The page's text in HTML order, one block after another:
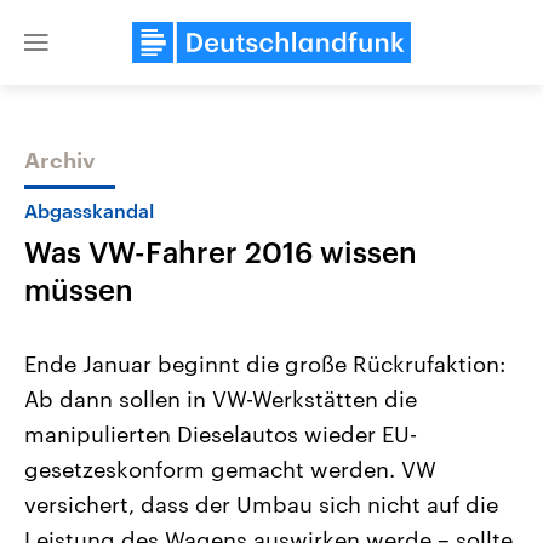
Close
Themen
Landtagswahl Sachsen-Anhalt
2026
Alle Informationen
Sachsen-Anhalt wählt am 6.
September 2026 einen neuen
Landtag. Seit 2021 wird das
Bundesland von einer Koalition aus
USA
Aktuelle Beiträge,
Hintergründe
Wirtschaftlich und
gehören die Vereinigten
den mächtigsten Ländern
mit großem Einfluss auf
Archiv
Abgasskandal
Was VW-Fahrer 2016 wissen
müssen
Ende Januar beginnt die große Rückrufaktion:
Ab dann sollen in VW-Werkstätten die
manipulierten Dieselautos wieder EU-
gesetzeskonform gemacht werden. VW
versichert, dass der Umbau sich nicht auf die